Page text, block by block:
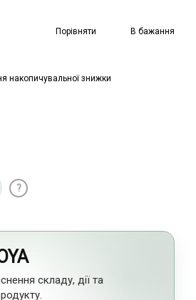
Порівняти В бажання
накопичувальної знижки
?
складу, дії та